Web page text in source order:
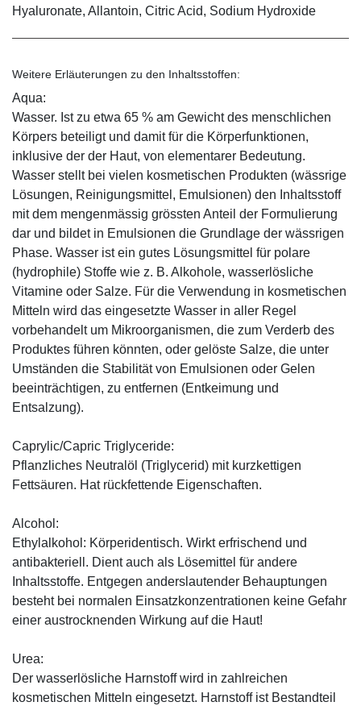
Hyaluronate, Allantoin, Citric Acid, Sodium Hydroxide
Weitere Erläuterungen zu den Inhaltsstoffen:
Aqua:
Wasser. Ist zu etwa 65 % am Gewicht des menschlichen
Körpers beteiligt und damit für die Körperfunktionen,
inklusive der der Haut, von elementarer Bedeutung.
Wasser stellt bei vielen kosmetischen Produkten (wässrige
Lösungen, Reinigungsmittel, Emulsionen) den Inhaltsstoff
mit dem mengenmässig grössten Anteil der Formulierung
dar und bildet in Emulsionen die Grundlage der wässrigen
Phase. Wasser ist ein gutes Lösungsmittel für polare
(hydrophile) Stoffe wie z. B. Alkohole, wasserlösliche
Vitamine oder Salze. Für die Verwendung in kosmetischen
Mitteln wird das eingesetzte Wasser in aller Regel
vorbehandelt um Mikroorganismen, die zum Verderb des
Produktes führen könnten, oder gelöste Salze, die unter
Umständen die Stabilität von Emulsionen oder Gelen
beeinträchtigen, zu entfernen (Entkeimung und
Entsalzung).
Caprylic/Capric Triglyceride:
Pflanzliches Neutralöl (Triglycerid) mit kurzkettigen
Fettsäuren. Hat rückfettende Eigenschaften.
Alcohol:
Ethylalkohol: Körperidentisch. Wirkt erfrischend und
antibakteriell. Dient auch als Lösemittel für andere
Inhaltsstoffe. Entgegen anderslautender Behauptungen
besteht bei normalen Einsatzkonzentrationen keine Gefahr
einer austrocknenden Wirkung auf die Haut!
Urea:
Der wasserlösliche Harnstoff wird in zahlreichen
kosmetischen Mitteln eingesetzt. Harnstoff ist Bestandteil